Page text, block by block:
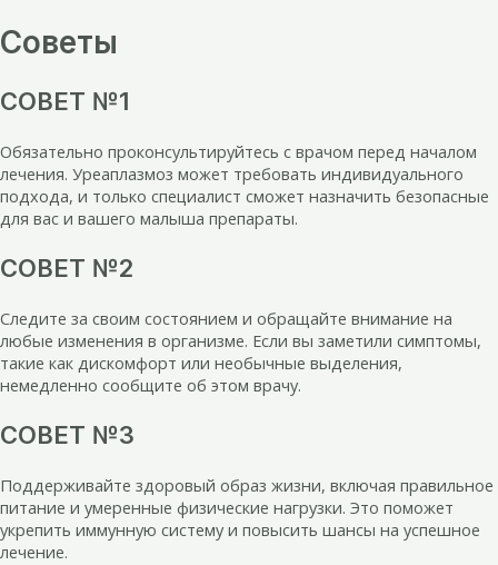
Советы
СОВЕТ №1
Обязательно проконсультируйтесь с врачом перед началом
лечения. Уреаплазмоз может требовать индивидуального
подхода, и только специалист сможет назначить безопасные
для вас и вашего малыша препараты.
СОВЕТ №2
Следите за своим состоянием и обращайте внимание на
любые изменения в организме. Если вы заметили симптомы,
такие как дискомфорт или необычные выделения,
немедленно сообщите об этом врачу.
СОВЕТ №3
Поддерживайте здоровый образ жизни, включая правильное
питание и умеренные физические нагрузки. Это поможет
укрепить иммунную систему и повысить шансы на успешное
лечение.